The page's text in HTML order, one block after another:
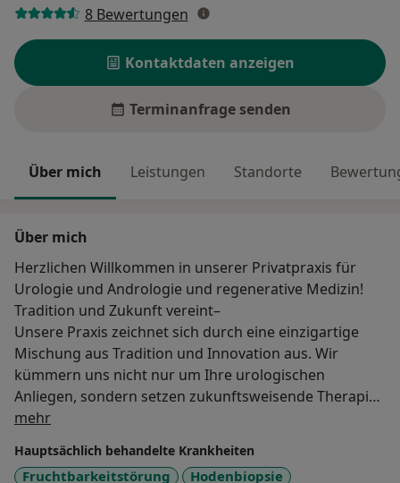
8 Bewertungen
Kontaktdaten anzeigen
Terminanfrage senden
Über mich Leistungen Standorte
Über mich
Herzlichen Willkommen in unserer Privatpraxis für
Urologie und Andrologie und regenerative Medizin!
Tradition und Zukunft vereint–
Unsere Praxis zeichnet sich durch eine einzigartige
Mischung aus Tradition und Innovation aus. Wir
kümmern uns nicht nur um Ihre urologischen
Anliegen, sondern setzen zukunftsweisende Therapien
wie Bioidentische Hormontherapie, orthomolekulare
regenerative Urologie und Andrologie ein, um Ihre
mehrÜber mich
Hauptsächlich behandelte Krankheiten
Fruchtbarkeitstörung
Hodenbiopsie